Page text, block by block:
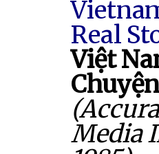
Real
Việt
Media